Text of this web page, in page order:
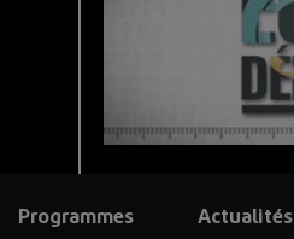
Actualités
Programmes